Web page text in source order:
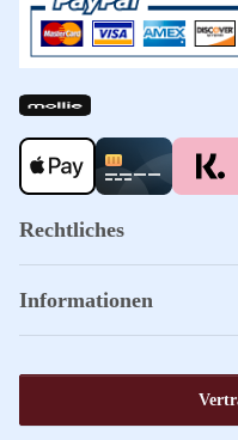
Rechtliches
Informationen